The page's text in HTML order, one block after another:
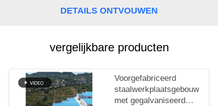
PRIVACY
POLICY
DETAILS ONTVOUWEN
vergelijkbare producten
Voorgefabriceerd
staalwerkplaatsgebouw
met gegalvaniseerd